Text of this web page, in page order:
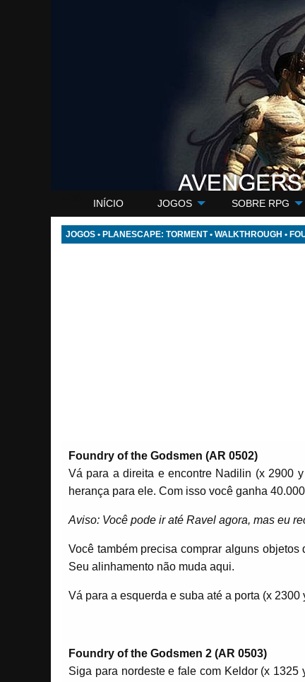
INÍCIO JOGOS SOBRE RPG
JOGOS • PLANESCAPE: TORMENT • WALKTHROUGH •
Foundry of the Godsmen (AR 0502)
Vá para a direita e encontre Nadilin (x 2900
herança para ele. Com isso você ganha
Aviso: Você pode ir até Ravel agora, mas eu
Você também precisa comprar alguns
Seu alinhamento não muda aqui.
Vá para a esquerda e suba até a porta (x 2300
Foundry of the Godsmen 2 (AR 0503)
Siga para nordeste e fale com Keldor (x